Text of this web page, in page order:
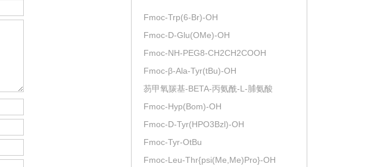
Fmoc-Trp(6-Br)-OH
Fmoc-D-Glu(OMe)-OH
Fmoc-NH-PEG8-CH2CH2COOH
Fmoc-β-Ala-Tyr(tBu)-OH
芴甲氧羰基-BETA-丙氨酰-L-脯氨酸
Fmoc-Hyp(Bom)-OH
Fmoc-D-Tyr(HPO3Bzl)-OH
Fmoc-Tyr-OtBu
Fmoc-Leu-Thr{psi(Me,Me)Pro}-OH